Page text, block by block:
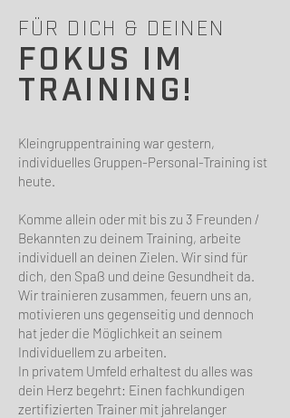
FÜR DICH & DEINEN
FOKUS IM
TRAINING!
Kleingruppentraining war gestern,
individuelles Gruppen-Personal-Training ist
heute.
Komme allein oder mit bis zu 3 Freunden /
Bekannten zu deinem Training, arbeite
individuell an deinen Zielen. Wir sind für
dich, den Spaß und deine Gesundheit da.
Wir trainieren zusammen, feuern uns an,
motivieren uns gegenseitig und dennoch
hat jeder die Möglichkeit an seinem
Individuellem zu arbeiten.
In privatem Umfeld erhaltest du alles was
dein Herz begehrt: Einen fachkundigen
zertifizierten Trainer mit jahrelanger